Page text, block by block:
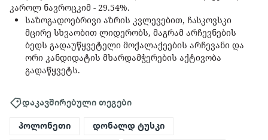
კაროლ ნავროცკიმ - 29.54%.
საზოგადოებრივი აზრის კვლევებით, ჩასკოვსკი
მცირე სხვაობით ლიდერობს, მაგრამ არჩევნების
ბედს გადაუწყვეტელი მოქალაქეების არჩევანი და
ორი კანდიდატის მხარდამჭერების აქტივობა
გადაწყვეტს.
დაკავშირებული თეგები
პოლონეთი დონალდ ტუსკი